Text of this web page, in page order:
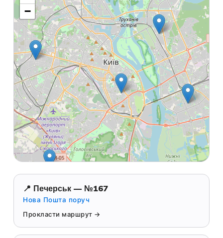
−
📍 Печерськ — №167
Нова Пошта поруч
Прокласти маршрут →